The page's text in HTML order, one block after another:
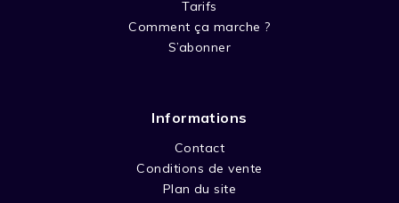
Tarifs
Comment ça marche ?
S’abonner
Informations
Contact
Conditions de vente
Plan du site